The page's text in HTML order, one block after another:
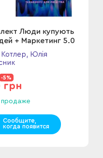
Люди купують
+ Маркетинг 5.0
Котлер, Юлія
-5%
грн
продаже
Сообщите,
когда появится